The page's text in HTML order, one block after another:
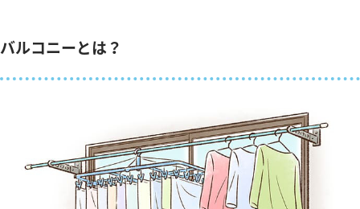
バルコニーとは？